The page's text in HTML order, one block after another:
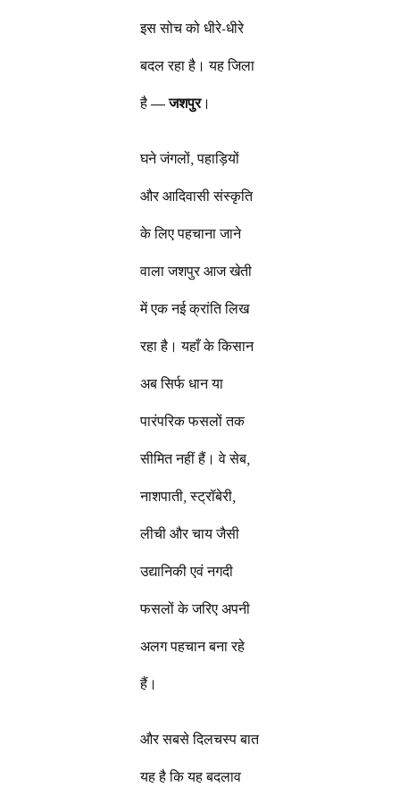
इस सोच को धीरे-धीरे
बदल रहा है। यह जिला
है —जशपुर।
घने जंगलों, पहाड़ियों
और आदिवासी संस्कृति
के लिए पहचाना जाने
वाला जशपुर आज खेती
में एक नई क्रांति लिख
रहा है। यहाँ के किसान
अब सिर्फ धान या
पारंपरिक फसलों तक
सीमित नहीं हैं। वे सेब,
नाशपाती, स्ट्रॉबेरी,
लीची और चाय जैसी
उद्यानिकी एवं नगदी
फसलों के जरिए अपनी
अलग पहचान बना रहे
हैं।
और सबसे दिलचस्प बात
यह है कि यह बदलाव